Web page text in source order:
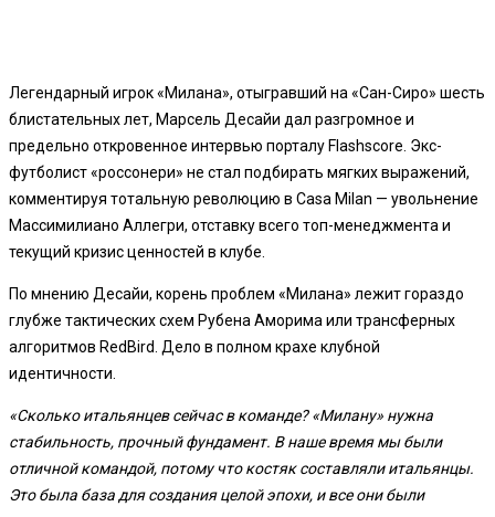
Легендарный игрок «Милана», отыгравший на «Сан-Сиро» шесть
блистательных лет, Марсель Десайи дал разгромное и
предельно откровенное интервью порталу Flashscore. Экс-
футболист «россонери» не стал подбирать мягких выражений,
комментируя тотальную революцию в Casa Milan — увольнение
Массимилиано Аллегри, отставку всего топ-менеджмента и
текущий кризис ценностей в клубе.
По мнению Десайи, корень проблем «Милана» лежит гораздо
глубже тактических схем Рубена Аморима или трансферных
алгоритмов RedBird. Дело в полном крахе клубной
идентичности.
«Сколько итальянцев сейчас в команде? «Милану» нужна
стабильность, прочный фундамент. В наше время мы были
отличной командой, потому что костяк составляли итальянцы.
Это была база для создания целой эпохи, и все они были